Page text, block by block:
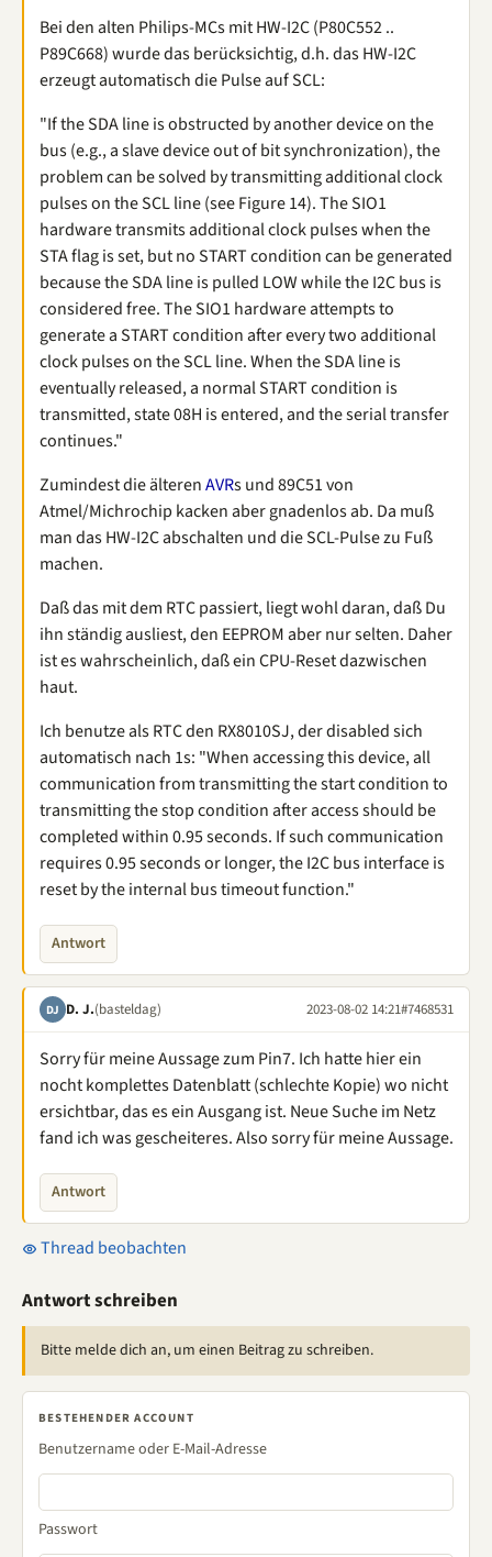
Bei den alten Philips-MCs mit HW-I2C (P80C552 ..
P89C668) wurde das berücksichtig, d.h. das HW-I2C
erzeugt automatisch die Pulse auf SCL:
"If the SDA line is obstructed by another device on the
bus (e.g., a slave device out of bit synchronization), the
problem can be solved by transmitting additional clock
pulses on the SCL line (see Figure 14). The SIO1
hardware transmits additional clock pulses when the
STA flag is set, but no START condition can be generated
because the SDA line is pulled LOW while the I2C bus is
considered free. The SIO1 hardware attempts to
generate a START condition after every two additional
clock pulses on the SCL line. When the SDA line is
eventually released, a normal START condition is
transmitted, state 08H is entered, and the serial transfer
continues."
Zumindest die älterenAVRs und 89C51 von
Atmel/Michrochip kacken aber gnadenlos ab. Da muß
man das HW-I2C abschalten und die SCL-Pulse zu Fuß
machen.
Daß das mit dem RTC passiert, liegt wohl daran, daß Du
ihn ständig ausliest, den EEPROM aber nur selten. Daher
ist es wahrscheinlich, daß ein CPU-Reset dazwischen
haut.
Ich benutze als RTC den RX8010SJ, der disabled sich
automatisch nach 1s: "When accessing this device, all
communication from transmitting the start condition to
transmitting the stop condition after access should be
completed within 0.95 seconds. If such communication
requires 0.95 seconds or longer, the I2C bus interface is
reset by the internal bus timeout function."
Antwort
DJ D. J.(basteldag) 2023-08-02 14:21#7468531
Sorry für meine Aussage zum Pin7. Ich hatte hier ein
nocht komplettes Datenblatt (schlechte Kopie) wo nicht
ersichtbar, das es ein Ausgang ist. Neue Suche im Netz
fand ich was gescheiteres. Also sorry für meine Aussage.
Antwort
Thread beobachten
Antwort schreiben
Bitte melde dich an, um einen Beitrag zu schreiben.
BESTEHENDER ACCOUNT
Benutzername oder E-Mail-Adresse
Passwort